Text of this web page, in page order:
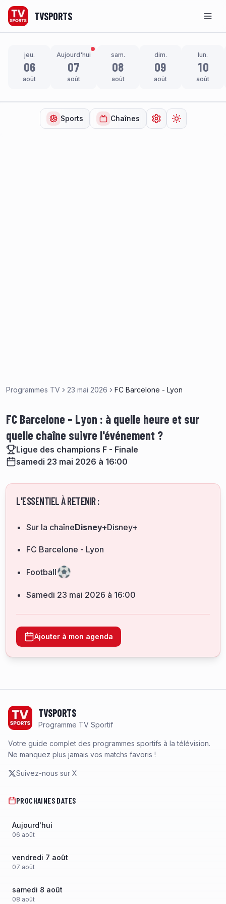
TVSPORTS
jeu.
06
août
Aujourd'hui
07
août
sam.
08
août
dim.
09
août
lun.
10
août
Sports Chaînes Ouvrir lesChanger de
Programmes TV 23 mai 2026 FC Barcelone - Lyon
FC Barcelone – Lyon : à quelle heure et sur
quelle chaîne suivre l'événement ?
Ligue des champions F - Finale
samedi 23 mai 2026 à 16:00
L'ESSENTIEL À RETENIR :
Sur la chaîneDisney+Disney+
FC Barcelone - Lyon
Football
samedi 23 mai 2026 à 16:00
Ajouter à mon agenda
TVSPORTS
Programme TV Sportif
Votre guide complet des programmes sportifs à la télévision.
Ne manquez plus jamais vos matchs favoris !
Suivez-nous sur X
PROCHAINES DATES
Aujourd'hui
06 août
vendredi 7 août
07 août
samedi 8 août
08 août